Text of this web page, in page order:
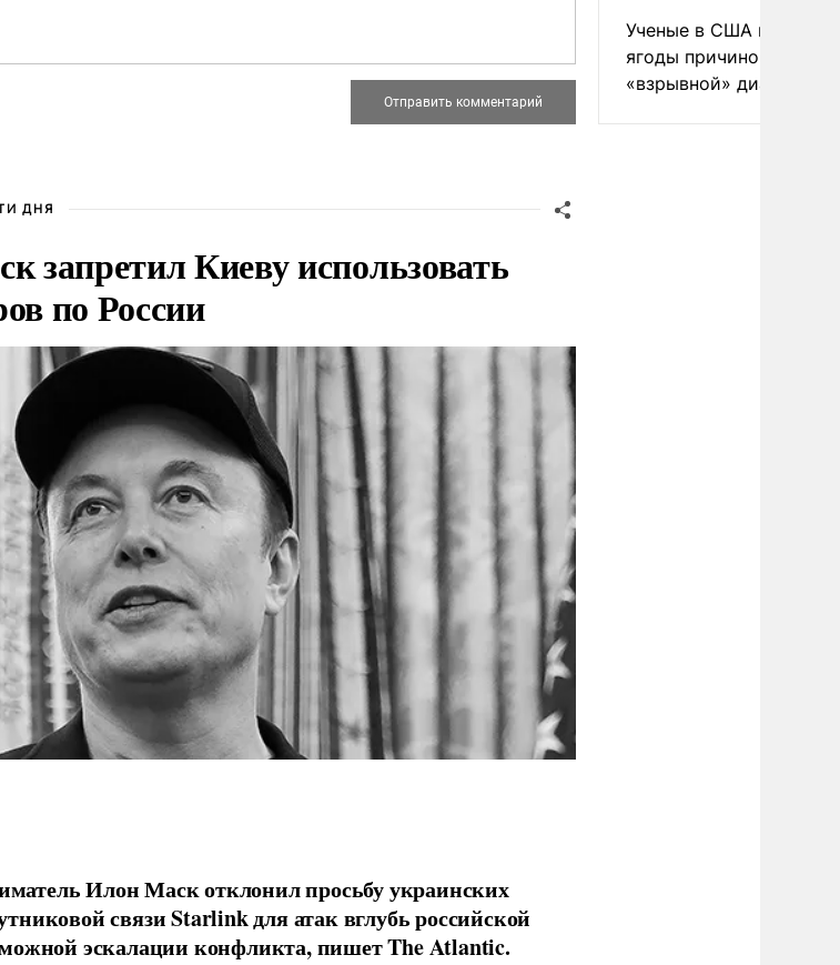
ДНЯ
запретил Киеву использовать
по России
Илон Маск отклонил просьбу украинских
связи Starlink для атак вглубь российской
эскалации конфликта, пишет The Atlantic.
Ученые в США назвали
ягоды причиной
«взрывной» диареи